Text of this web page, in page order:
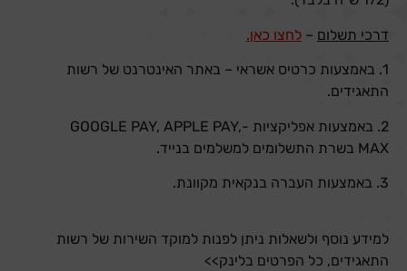
דרכי תשלום – לחצו כאן.
1. באמצעות כרטיס אשראי – באתר האינטרנט של רשות
התאגידים.
2. באמצעות אפליקציות -GOOGLE PAY, APPLE PAY,
MAX בשרת התשלומים למשלמים בנייד.
3. באמצעות העברה בנקאית מקוונת.
למידע נוסף ולשאלות ניתן לפנות למוקד השירות של רשות
התאגידים, כל הפרטים בלינק>>